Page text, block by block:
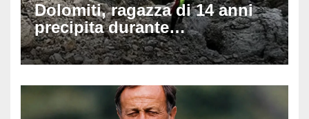
Dolomiti, ragazza di 14 anni
precipita durante
un’escursione: tragedia sul
Latemar davanti alla famiglia